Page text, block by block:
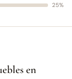
25%
en